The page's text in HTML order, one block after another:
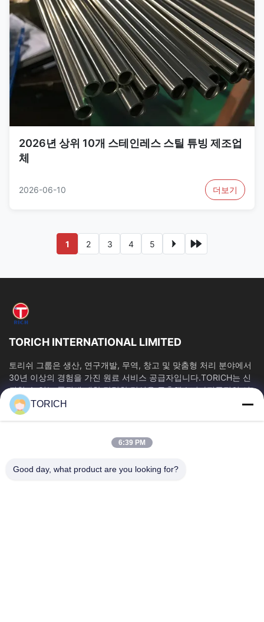
2026년 상위 10개 스테인레스 스틸 튜빙 제조업
체
2026-06-10 더보기
1 2 3 4 5
TORICH INTERNATIONAL LIMITED
토리쉬 그룹은 생산, 연구개발, 무역, 창고 및 맞춤형 처리 분야에서
30년 이상의 경험을 가진 원료 서비스 공급자입니다.TORICH는 신
뢰할 수 있는 품질에 대한 강력한 명성을 구축했습니다전문적인 서
비스와 효율적인 공급 1만 평방 미터 이상의 생산 시설, 연간...
빠른 링크
제품 소개
품질 관리
TORICH
6:39 PM
Good day, what product are you looking for?